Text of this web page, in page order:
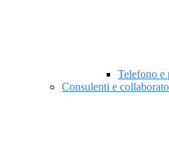
Telefono e
Consulenti e